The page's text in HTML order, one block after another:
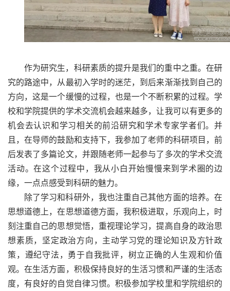
作为研究生，科研素质的提升是我们的重中之重。在研
究的路途中，从最初入学时的迷茫，到后来渐渐找到自己的
方向，这是一个缓慢的过程，也是一个不断积累的过程。学
校和学院提供的学术交流机会越来越多，让我可以有更多的
机会去认识和学习相关的前沿研究和学术专家学者们。并
且，在导师的鼓励和支持下，我参加了老师的科研项目，前
后发表了多篇论文，并跟随老师一起参与了多次的学术交流
活动。在这个过程中，我从小白开始慢慢来到学术圈的边
缘，一点点感受到科研的魅力。
除了学习和科研外，我也注重自己其他方面的培养。在
思想道德上，在思想道德方面，我积极进取，乐观向上，时
刻注重自己的思想觉悟，重视理论学习，提高自身的政治思
想素质，坚定政治方向，主动学习党的理论知识及方针政
策，遵纪守法，勇于自我批评，树立正确的人生观和价值
观。在生活方面，积极保持良好的生活习惯和严谨的生活态
度，有良好的自觉自律习惯。积极参加学校里和学院组织的